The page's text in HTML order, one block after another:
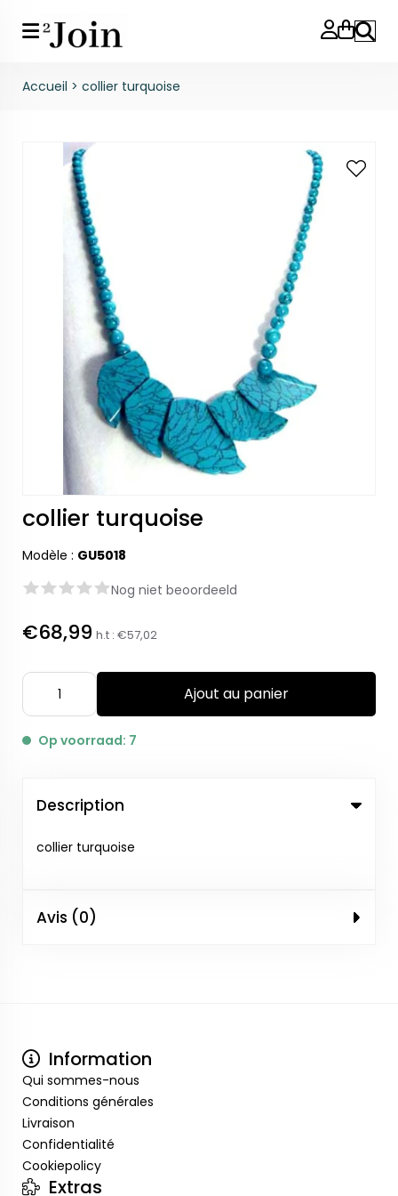
Accueil > collier turquoise
collier turquoise
Modèle : GU5018
Nog niet beoordeeld
€68,99 h.t : €57,02
Ajout au panier
Op voorraad: 7
Description
collier turquoise
Avis (0)
Information
Qui sommes-nous
Conditions générales
Livraison
Confidentialité
Cookiepolicy
Extras